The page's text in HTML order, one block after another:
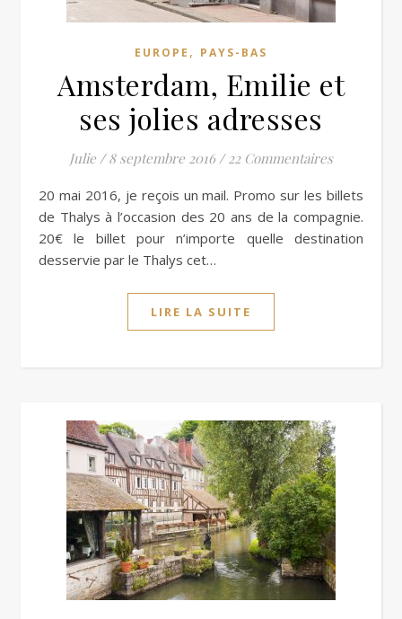
EUROPE , PAYS-BAS
Amsterdam, Emilie et
ses jolies adresses
Julie / 8 septembre 2016 / 22 Commentaires
20 mai 2016, je reçois un mail. Promo sur les billets
de Thalys à l’occasion des 20 ans de la compagnie.
20€ le billet pour n’importe quelle destination
desservie par le Thalys cet…
LIRE LA SUITE